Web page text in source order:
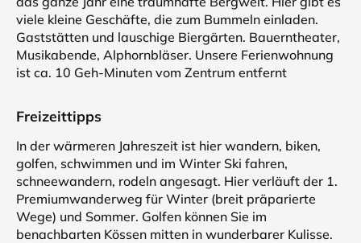
viele kleine Geschäfte, die zum Bummeln einladen.
Gaststätten und lauschige Biergärten. Bauerntheater,
Musikabende, Alphornbläser. Unsere Ferienwohnung
ist ca. 10 Geh-Minuten vom Zentrum entfernt
Freizeittipps
In der wärmeren Jahreszeit ist hier wandern, biken,
golfen, schwimmen und im Winter Ski fahren,
schneewandern, rodeln angesagt. Hier verläuft der 1.
Premiumwanderweg für Winter (breit präparierte
Wege) und Sommer. Golfen können Sie im
benachbarten Kössen mitten in wunderbarer Kulisse.